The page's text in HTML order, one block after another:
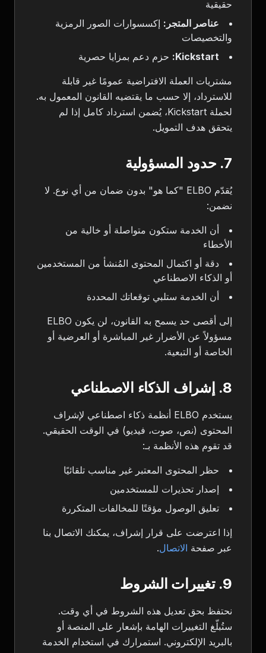
حقيقية
عناصر المتجر: إكسسوارات الصور الرمزية
والتخصيصات
Kickstart: حزم دعم بمزايا حصرية
مشتريات العملة الافتراضية عمومًا غير قابلة
للاسترداد، إلا حسب ما يقتضيه القانون المعمول به.
لحملة Kickstart، يُضمن استرداد كامل إذا لم
يتحقق هدف التمويل.
7. حدود المسؤولية
يُقدّم ELBO "كما هو" بدون ضمان من أي نوع. لا
نضمن:
أن الخدمة ستكون متواصلة أو خالية من
الأخطاء
دقة أو اكتمال المحتوى المُنشأ من المستخدمين
أو الذكاء الاصطناعي
أن الخدمة ستلبي توقعاتك المحددة
إلى أقصى حد يسمح به القانون، لن يكون ELBO
مسؤولاً عن الأضرار غير المباشرة أو العرضية أو
الخاصة أو التبعية.
8. إشراف الذكاء الاصطناعي
يستخدم ELBO أنظمة ذكاء اصطناعي لإشراف
المحتوى (نص، صوت، فيديو) في الوقت الحقيقي.
قد تقوم هذه الأنظمة بـ:
حظر المحتوى المعتبر غير مناسب تلقائيًا
إصدار تحذيرات للمستخدمين
تعليق الوصول مؤقتًا للمخالفات المتكررة
إذا اعترضت على قرار إشراف، يمكنك الاتصال بنا
عبر صفحة الاتصال.
9. تغييرات الشروط
نحتفظ بحق تعديل هذه الشروط في أي وقت.
ستُبلّغ التغييرات الهامة بإشعار على المنصة أو
بالبريد الإلكتروني. استمرارك في استخدام الخدمة